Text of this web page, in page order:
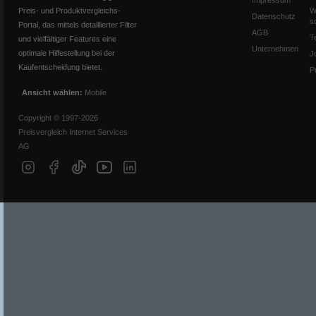
Preis- und Produktvergleichs-
Portal, das mittels detaillierter Filter
und vielfältiger Features eine
optimale Hilfestellung bei der
Kaufentscheidung bietet.
Ansicht wählen: Mobile
Copyright © 1997-2026
Preisvergleich Internet Services
AG
Datenschutz
AGB
Unternehmen